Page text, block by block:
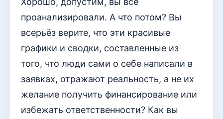
проанализировали. А что потом? Вы
всерьёз верите, что эти красивые
графики и сводки, составленные из
того, что люди сами о себе написали в
заявках, отражают реальность, а не их
желание получить финансирование или
избежать ответственности? Как вы